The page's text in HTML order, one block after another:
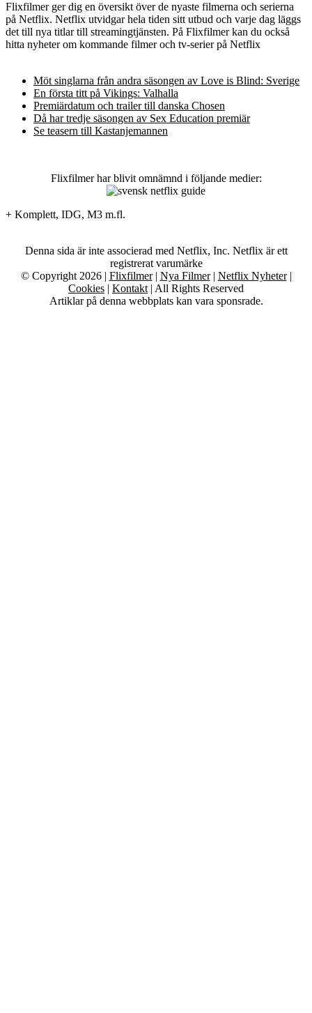
Flixfilmer ger dig en översikt över de nyaste filmerna och serierna
på Netflix. Netflix utvidgar hela tiden sitt utbud och varje dag läggs
det till nya titlar till streamingtjänsten. På Flixfilmer kan du också
hitta nyheter om kommande filmer och tv-serier på Netflix
Möt singlarna från andra säsongen av Love is Blind: Sverige
En första titt på Vikings: Valhalla
Premiärdatum och trailer till danska Chosen
Då har tredje säsongen av Sex Education premiär
Se teasern till Kastanjemannen
Flixfilmer har blivit omnämnd i följande medier:
+ Komplett, IDG, M3 m.fl.
Denna sida är inte associerad med Netflix, Inc. Netflix är ett
registrerat varumärke
© Copyright 2026 | Flixfilmer| Nya Filmer| Netflix Nyheter|
Cookies | Kontakt | All Rights Reserved
Artiklar på denna webbplats kan vara sponsrade.